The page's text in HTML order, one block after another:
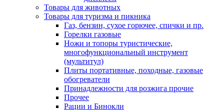
Товары для животных
Товары для туризма и пикника
Газ, бензин, сухое горючее, спички и пр.
Горелки газовые
Ножи и топоры туристические,
многофункциональный инструмент
(мультитул)
Плиты портативные, походные, газовые
обогреватели
Принадлежности для розжига прочие
Прочее
Рации и Бинокли